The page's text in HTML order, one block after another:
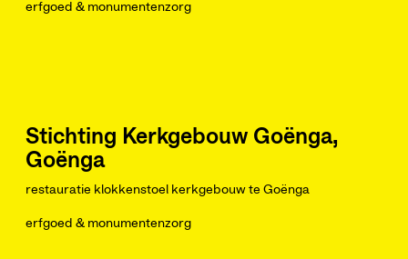
erfgoed & monumentenzorg
Stichting Kerkgebouw Goënga,
Goënga
restauratie klokkenstoel kerkgebouw te Goënga
erfgoed & monumentenzorg